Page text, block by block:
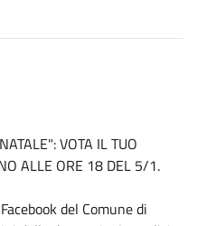
VOTA IL TUO
ALLE ORE 18 DEL 5/1.
del Comune di